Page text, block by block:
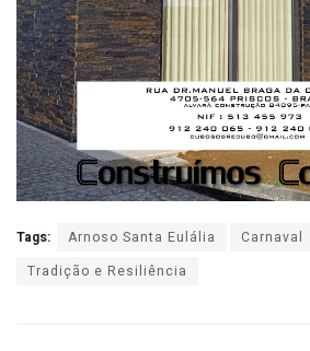
Tags: Arnoso Santa Eulália
Carnaval
Tradição e Resiliência